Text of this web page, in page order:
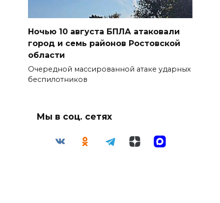
Ночью 10 августа БПЛА атаковали
город и семь районов Ростовской
области
Очередной массированной атаке ударных
беспилотников
Мы в соц. сетях